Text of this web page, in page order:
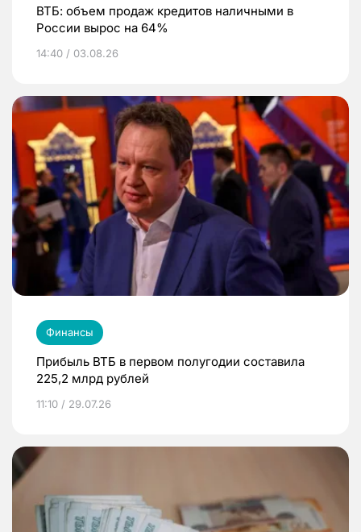
ВТБ: объем продаж кредитов наличными в
России вырос на 64%
14:40 / 03.08.26
Финансы
Прибыль ВТБ в первом полугодии составила
225,2 млрд рублей
11:10 / 29.07.26